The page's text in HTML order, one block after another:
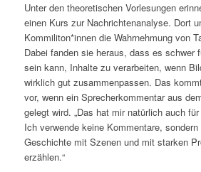
Unter den theoretischen Vorlesungen
einen Kurs zur Nachrichtenanalyse. Dort
Kommiliton*innen die Wahrnehmung von
Dabei fanden sie heraus, dass es schwer
sein kann, Inhalte zu verarbeiten, wenn
wirklich gut zusammenpassen. Das
vor, wenn ein Sprecherkommentar aus
gelegt wird. „Das hat mir natürlich auch
Ich verwende keine Kommentare,
Geschichte mit Szenen und mit starken
erzählen.“